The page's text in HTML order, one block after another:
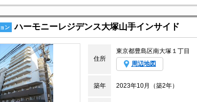
ン ハーモニーレジデンス大塚山手インサイド
住所
東京都豊島区南大塚１丁目
周辺地図
築年
2023年10月（築2年）